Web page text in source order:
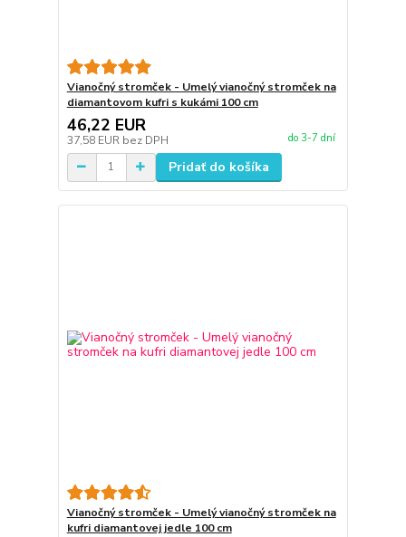
Vianočný stromček - Umelý vianočný stromček na
diamantovom kufri s kukámi 100 cm
46,22 EUR
37,58 EUR bez DPH do 3-7 dní
Pridať do košíka
Vianočný stromček - Umelý vianočný stromček na
kufri diamantovej jedle 100 cm